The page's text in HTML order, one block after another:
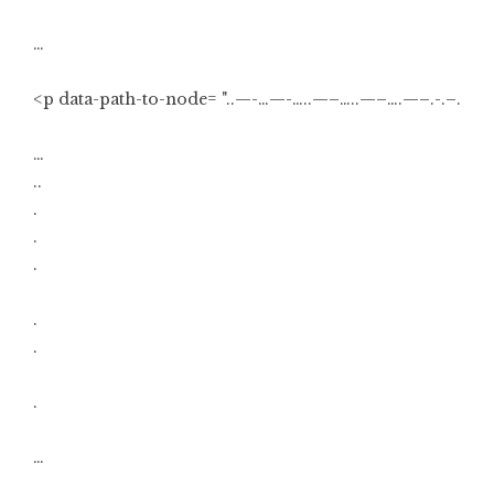
…
<p data-path-to-node= "..—-…—-…..—–…..—–….—–.-.–.
…
..
.
.
.
.
.
.
…